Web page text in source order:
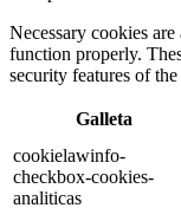
Necessary cookies
function properly.
security features of
Galleta
cookielawinfo-
checkbox-cookies-
analiticas